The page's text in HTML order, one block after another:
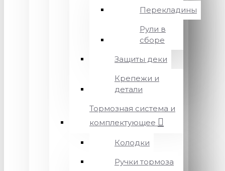
Перекладины
Рули в
сборе
Защиты деки
Крепежи и
детали
Тормозная система и
комплектующее
Колодки
Ручки тормоза